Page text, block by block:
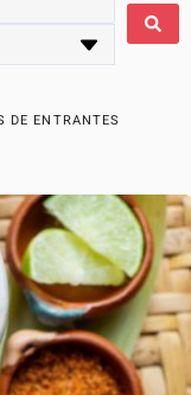
DE ENTRANTES